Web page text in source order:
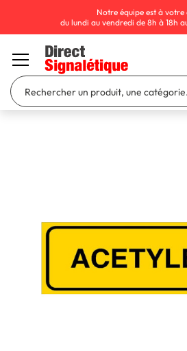
Notre équipe est à votre
du lundi au vendredi de 8h à 18h